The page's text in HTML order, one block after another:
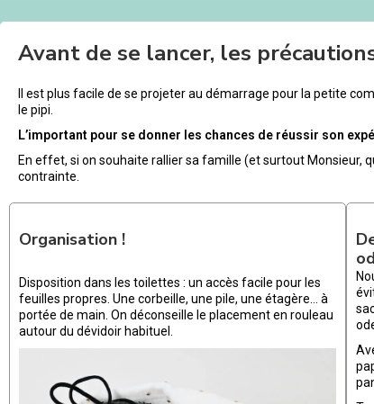
Avant de se lancer, les
Il est plus facile de se projeter au démarrage pour la petite
le pipi.
L’important pour se donner les chances de réussir son
En effet, si on souhaite rallier sa famille (et surtout Monsieur,
contrainte.
Organisation !
Disposition dans les toilettes : un accès facile pour les
feuilles propres. Une corbeille, une pile, une étagère… à
portée de main. On déconseille le placement en rouleau
autour du dévidoir habituel.